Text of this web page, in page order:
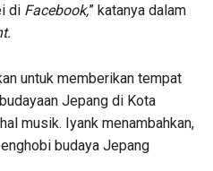
di Facebook,” katanya dalam
untuk memberikan tempat
Jepang di Kota
musik. Iyank menambahkan,
budaya Jepang